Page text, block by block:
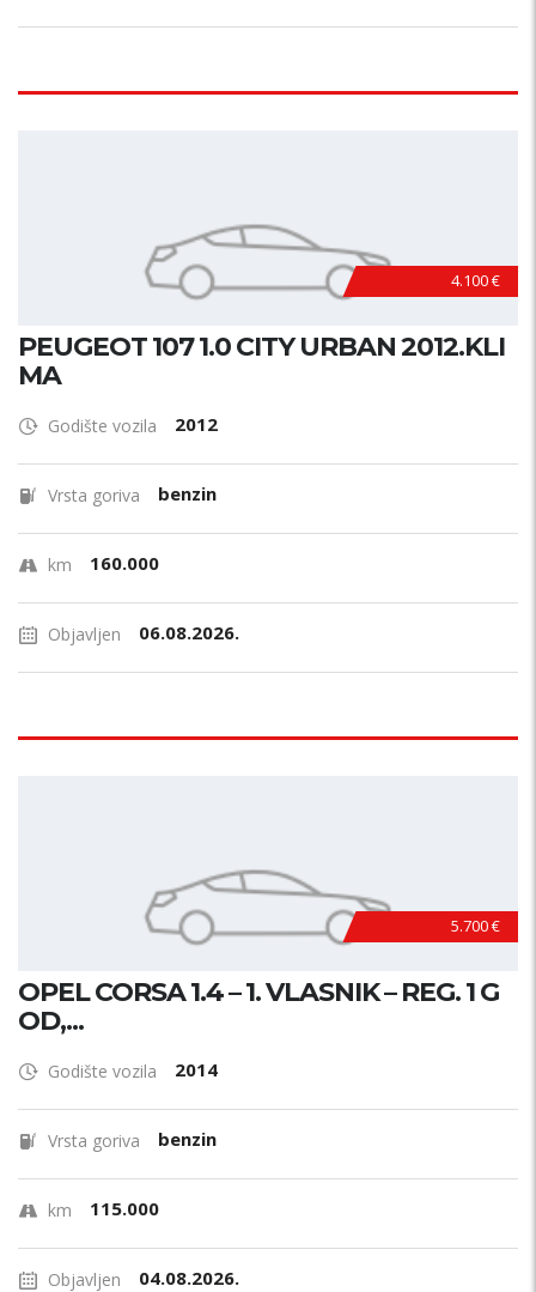
4.100 €
PEUGEOT 107 1.0 CITY URBAN 2012.KLI
MA
Godište vozila 2012
Vrsta goriva benzin
km 160.000
Objavljen 06.08.2026.
5.700 €
OPEL CORSA 1.4 – 1. VLASNIK – REG. 1 G
OD,...
Godište vozila 2014
Vrsta goriva benzin
km 115.000
Objavljen 04.08.2026.